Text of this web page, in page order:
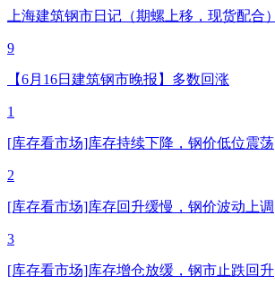
上海建筑钢市日记（期螺上移，现货配合）
9
【6月16日建筑钢市晚报】多数回涨
1
[库存看市场]库存持续下降，钢价低位震荡
2
[库存看市场]库存回升缓慢，钢价波动上调
3
[库存看市场]库存增仓放缓，钢市止跌回升